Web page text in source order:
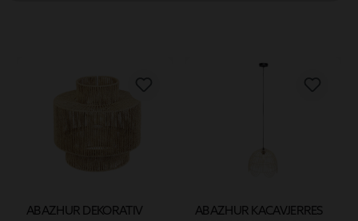
ABAZHUR DEKORATIV
ABAZHUR KACAVJERRES